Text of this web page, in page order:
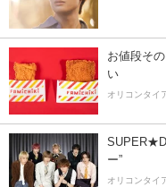
お値段そ
い
オリコンタイ
ー”
オリコンタイ